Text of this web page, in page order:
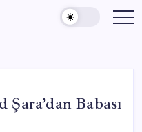
Babası